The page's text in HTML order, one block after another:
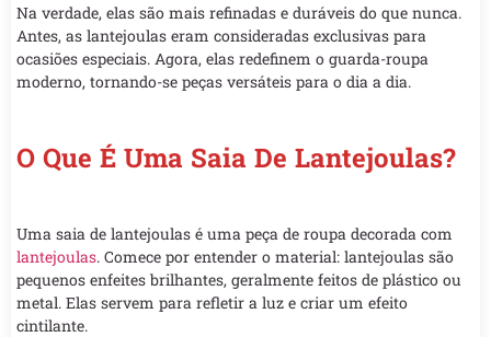
Na verdade, elas são mais refinadas e duráveis do que nunca.
Antes, as lantejoulas eram consideradas exclusivas para
ocasiões especiais. Agora, elas redefinem o guarda-roupa
moderno, tornando-se peças versáteis para o dia a dia.
O Que É Uma Saia De Lantejoulas?
Uma saia de lantejoulas é uma peça de roupa decorada com
lantejoulas. Comece por entender o material: lantejoulas são
pequenos enfeites brilhantes, geralmente feitos de plástico ou
metal. Elas servem para refletir a luz e criar um efeito
cintilante.